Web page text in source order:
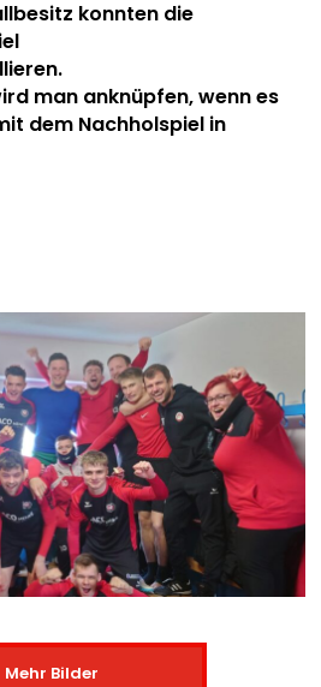
konnten die
man anknüpfen, wenn es
dem Nachholspiel in
Mehr Bilder